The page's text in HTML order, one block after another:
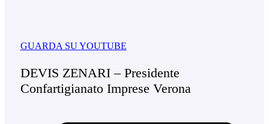
GUARDA SU YOUTUBE
DEVIS ZENARI – Presidente
Confartigianato Imprese Verona